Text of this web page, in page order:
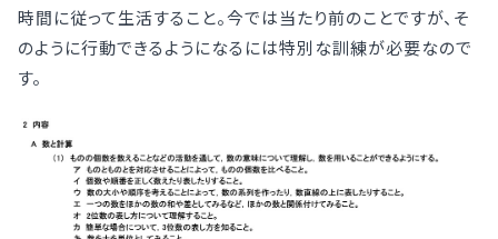
時間に従って生活すること。今では当たり前のことですが、そ
のように行動できるようになるには特別な訓練が必要なので
す。